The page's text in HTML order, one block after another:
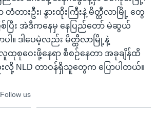
တံတားဦး၊ နွားထိုးကြီးနဲ့ မိတ္ထီလာမြို့ တွေ
စ်ပြီး အဲဒီကနေမှ နေပြည်တော် မဲဆွယ်
ါ။ ဒါပေမဲ့လည်း မိတ္ထီလာမြို့နဲ့
ထုစုဝေးဖို့နေရာ စီစဉ်နေတာ အခုချိန်ထိ
လို့ NLD တာဝန်ရှိသူတွေက ပြောပါတယ်။
Follow us